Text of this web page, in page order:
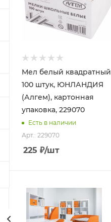
Мел белый квадратный
100 штук, ЮНЛАНДИЯ
(Алгем), картонная
упаковка, 229070
Есть в наличии
Арт.: 229070
225 ₽/шт